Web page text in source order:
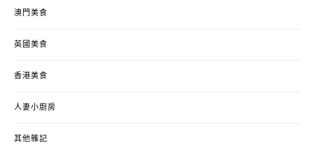
澳門美食
英國美食
香港美食
人妻小廚房
其他雜記